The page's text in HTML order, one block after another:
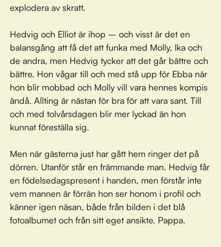
explodera av skratt.
Hedvig och Elliot är ihop – och visst är det en
balansgång att få det att funka med Molly, Ika och
de andra, men Hedvig tycker att det går bättre och
bättre. Hon vågar till och med stå upp för Ebba när
hon blir mobbad och Molly vill vara hennes kompis
ändå. Allting är nästan för bra för att vara sant. Till
och med tolvårsdagen blir mer lyckad än hon
kunnat föreställa sig.
Men när gästerna just har gått hem ringer det på
dörren. Utanför står en främmande man. Hedvig får
en födelsedagspresent i handen, men förstår inte
vem mannen är förrän hon ser honom i profil och
känner igen näsan, både från bilden i det blå
fotoalbumet och från sitt eget ansikte. Pappa.